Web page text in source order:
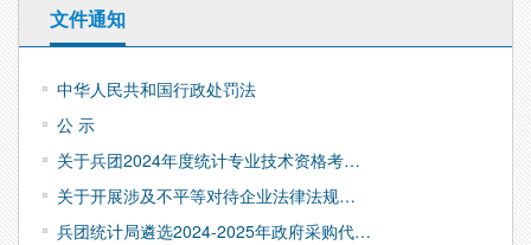
文件通知
中华人民共和国行政处罚法
公 示
关于兵团2024年度统计专业技术资格考…
关于开展涉及不平等对待企业法律法规…
兵团统计局遴选2024-2025年政府采购代…